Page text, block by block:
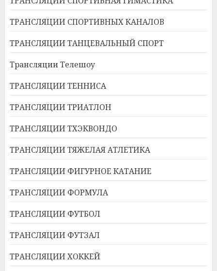
ТРАНСЛЯЦИИ СПОРТИВНЫХ КАНАЛОВ
ТРАНСЛЯЦИИ ТАНЦЕВАЛЬНЫЙ СПОРТ
Трансляции Телешоу
ТРАНСЛЯЦИИ ТЕННИСА
ТРАНСЛЯЦИИ ТРИАТЛОН
ТРАНСЛЯЦИИ ТХЭКВОНДО
ТРАНСЛЯЦИИ ТЯЖЕЛАЯ АТЛЕТИКА
ТРАНСЛЯЦИИ ФИГУРНОЕ КАТАНИЕ
ТРАНСЛЯЦИИ ФОРМУЛА
ТРАНСЛЯЦИИ ФУТБОЛ
ТРАНСЛЯЦИИ ФУТЗАЛ
ТРАНСЛЯЦИИ ХОККЕЙ